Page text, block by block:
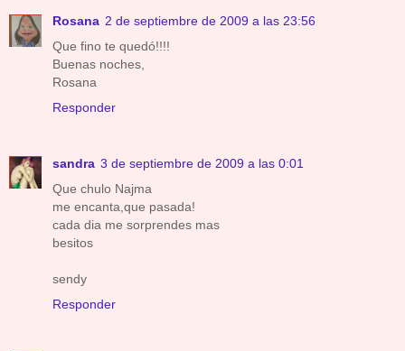
Rosana 2 de septiembre de 2009 a las 23:56
Que fino te quedó!!!!
Buenas noches,
Rosana
Responder
sandra 3 de septiembre de 2009 a las 0:01
Que chulo Najma
me encanta,que pasada!
cada dia me sorprendes mas
besitos
sendy
Responder